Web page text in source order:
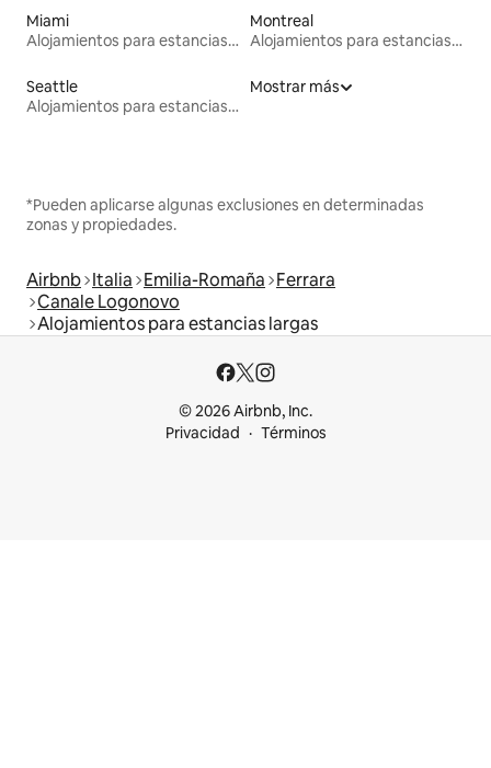
Miami
Alojamientos para estancias largas
Montreal
Alojamientos para estancias largas
Seattle
Alojamientos para estancias largas
Mostrar más
*Pueden aplicarse algunas exclusiones en determinadas
zonas y propiedades.
Airbnb Italia Emilia-Romaña Ferrara
Canale Logonovo
Alojamientos para estancias largas
© 2026 Airbnb, Inc.
Privacidad
Términos